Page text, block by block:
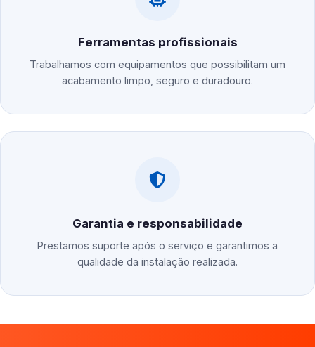
Ferramentas profissionais
Trabalhamos com equipamentos que possibilitam um
acabamento limpo, seguro e duradouro.
Garantia e responsabilidade
Prestamos suporte após o serviço e garantimos a
qualidade da instalação realizada.